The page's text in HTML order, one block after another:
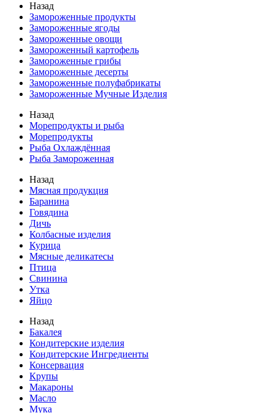
Назад
Замороженные продукты
Замороженные ягоды
Замороженные овощи
Замороженный картофель
Замороженные грибы
Замороженные десерты
Замороженные полуфабрикаты
Замороженные Мучные Изделия
Назад
Морепродукты и рыба
Морепродукты
Рыба Охлаждённая
Рыба Замороженная
Назад
Мясная продукция
Баранина
Говядина
Дичь
Колбасные изделия
Курица
Мясные деликатесы
Птица
Свинина
Утка
Яйцо
Назад
Бакалея
Кондитерские изделия
Кондитерские Ингредиенты
Консервация
Крупы
Макароны
Масло
Мука